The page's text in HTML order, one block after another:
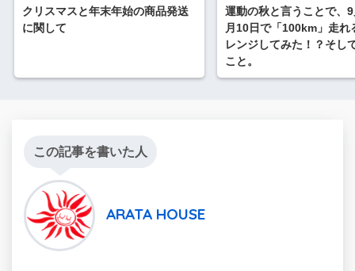
クリスマスと年末年始の商品発送
に関して
運動の秋と言うことで、
月10日で「100km」走れ
レンジしてみた！？そし
こと。
この記事を書いた人
ARATA HOUSE